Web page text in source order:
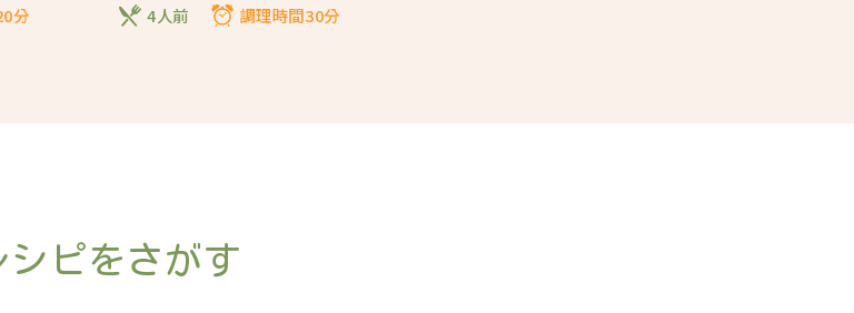
分 4人前 調理時間30分
シピをさがす